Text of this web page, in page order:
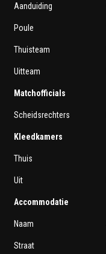
Aanduiding
Poule
Thuisteam
Uitteam
Matchofficials
Scheidsrechters
Kleedkamers
Thuis
Uit
Accommodatie
Naam
Straat